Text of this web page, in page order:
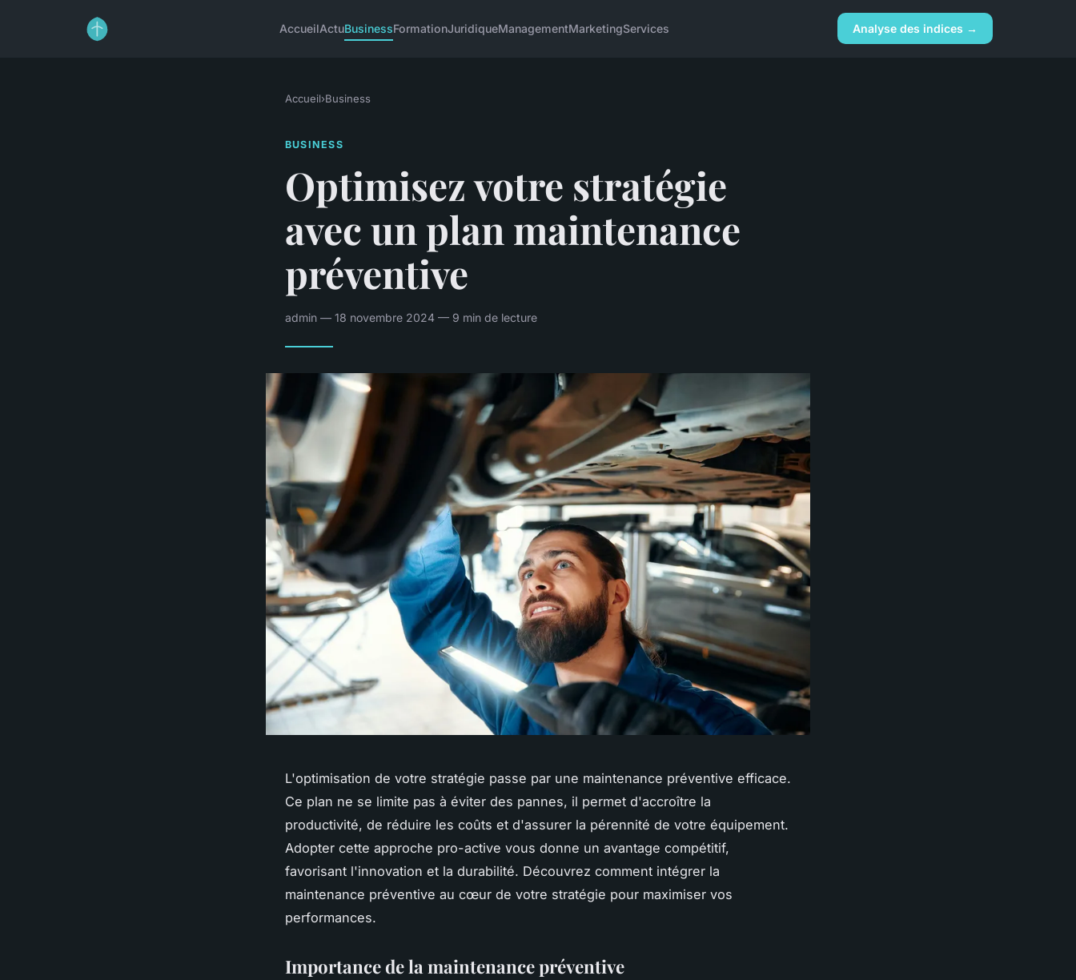
AccueilActuBusinessFormationJuridiqueManagementMarketingServices Analyse des indices →
Accueil›Business
BUSINESS
Optimisez votre stratégie
avec un plan maintenance
préventive
admin — 18 novembre 2024 — 9 min de lecture
L'optimisation de votre stratégie passe par une maintenance préventive efficace.
Ce plan ne se limite pas à éviter des pannes, il permet d'accroître la
productivité, de réduire les coûts et d'assurer la pérennité de votre équipement.
Adopter cette approche pro-active vous donne un avantage compétitif,
favorisant l'innovation et la durabilité. Découvrez comment intégrer la
maintenance préventive au cœur de votre stratégie pour maximiser vos
performances.
Importance de la maintenance préventive